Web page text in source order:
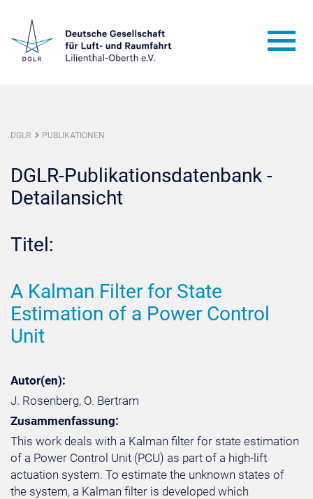
DGLR PUBLIKATIONEN
DGLR-Publikationsdatenbank -
Detailansicht
Titel:
A Kalman Filter for State
Estimation of a Power Control
Unit
Autor(en):
J. Rosenberg, O. Bertram
Zusammenfassung:
This work deals with a Kalman filter for state estimation
of a Power Control Unit (PCU) as part of a high-lift
actuation system. To estimate the unknown states of
the system, a Kalman filter is developed which